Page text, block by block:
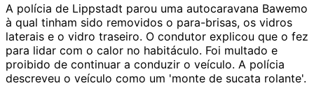
A polícia de Lippstadt parou uma autocaravana Bawemo
à qual tinham sido removidos o para-brisas, os vidros
laterais e o vidro traseiro. O condutor explicou que o fez
para lidar com o calor no habitáculo. Foi multado e
proibido de continuar a conduzir o veículo. A polícia
descreveu o veículo como um 'monte de sucata rolante'.